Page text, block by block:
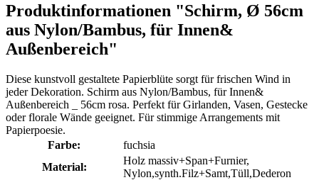
Produktinformationen "Schirm, Ø 56cm
aus Nylon/Bambus, für Innen&
Außenbereich"
Diese kunstvoll gestaltete Papierblüte sorgt für frischen Wind in
jeder Dekoration. Schirm aus Nylon/Bambus, für Innen&
Außenbereich _ 56cm rosa. Perfekt für Girlanden, Vasen, Gestecke
oder florale Wände geeignet. Für stimmige Arrangements mit
Papierpoesie.
Farbe:
fuchsia
Material:
Holz massiv+Span+Furnier,
Nylon,synth.Filz+Samt,Tüll,Dederon